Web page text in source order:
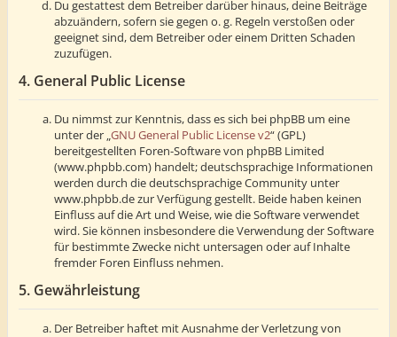
Du gestattest dem Betreiber darüber hinaus, deine Beiträge
abzuändern, sofern sie gegen o. g. Regeln verstoßen oder
geeignet sind, dem Betreiber oder einem Dritten Schaden
zuzufügen.
4. General Public License
Du nimmst zur Kenntnis, dass es sich bei phpBB um eine
unter der „GNU General Public License v2“ (GPL)
bereitgestellten Foren-Software von phpBB Limited
(www.phpbb.com) handelt; deutschsprachige Informationen
werden durch die deutschsprachige Community unter
www.phpbb.de zur Verfügung gestellt. Beide haben keinen
Einfluss auf die Art und Weise, wie die Software verwendet
wird. Sie können insbesondere die Verwendung der Software
für bestimmte Zwecke nicht untersagen oder auf Inhalte
fremder Foren Einfluss nehmen.
5. Gewährleistung
Der Betreiber haftet mit Ausnahme der Verletzung von